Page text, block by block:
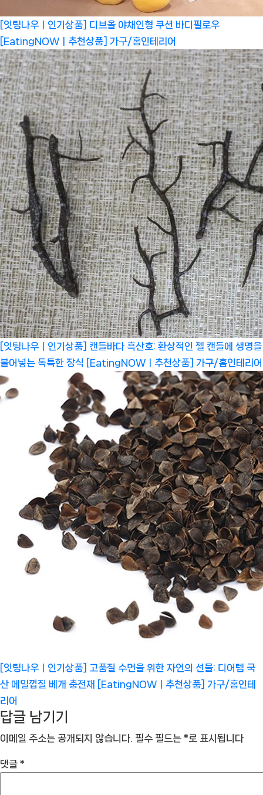
[잇팅나우ㅣ인기상품] 디브올 야채인형 쿠션 바디필로우
[EatingNOWㅣ추천상품] 가구/홈인테리어
[잇팅나우ㅣ인기상품] 캔들바다 흑산호: 환상적인 젤 캔들에 생명을
불어넣는 독특한 장식 [EatingNOWㅣ추천상품] 가구/홈인테리어
[잇팅나우ㅣ인기상품] 고품질 수면을 위한 자연의 선물: 디어템 국
산 메밀껍질 베개 충전재 [EatingNOWㅣ추천상품] 가구/홈인테
리어
답글 남기기
이메일 주소는 공개되지 않습니다. 필수 필드는 *로 표시됩니다
댓글 *